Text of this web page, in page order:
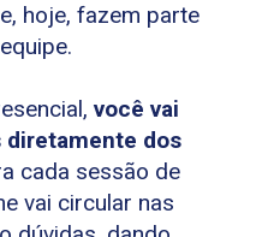
hoje, fazem parte
você vai
dos
cada sessão de
vai circular nas